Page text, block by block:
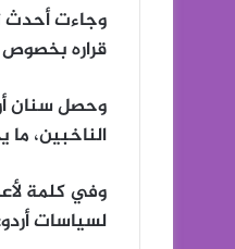
وجاءت أحدث
قراره
الناخبين،
وفي كلمة
لسياسات